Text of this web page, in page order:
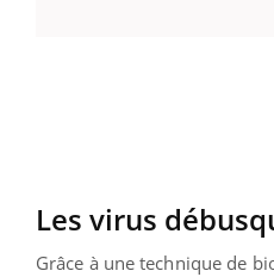
Les virus
Grâce à une technique de